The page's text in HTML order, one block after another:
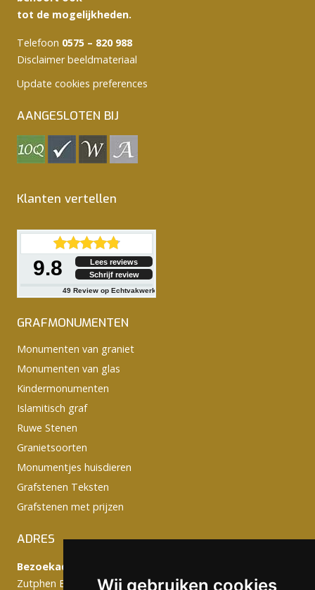
Wij gebruiken cookies
tot de mogelijkheden.
Telefoon 0575 – 820 988
Disclaimer beeldmateriaal
Update cookies preferences
AANGESLOTEN BIJ
Klanten vertellen
9.8
Lees reviews
Schrijf review
49 Review op Echtvakwerk
GRAFMONUMENTEN
Monumenten van graniet
Monumenten van glas
Kindermonumenten
Islamitisch graf
Ruwe Stenen
Granietsoorten
Monumentjes huisdieren
Grafstenen Teksten
Grafstenen met prijzen
ADRES
Bezoekadres:
Zutphen Emmerikseweg 103C